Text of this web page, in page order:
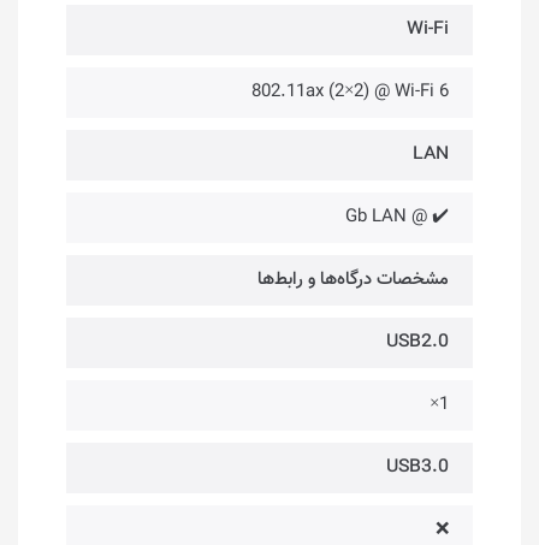
Wi-Fi
802.11ax (2×2) @ Wi-Fi 6
LAN
✔️ @ Gb LAN
مشخصات درگاه‌ها و رابط‌ها
USB2.0
1×
USB3.0
❌